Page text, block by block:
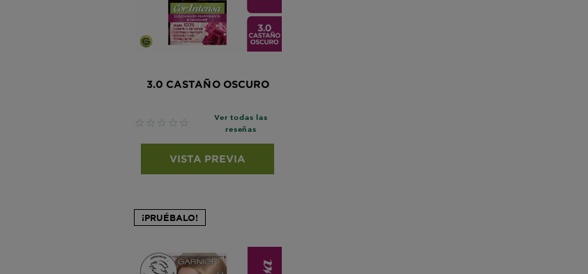
3.0 CASTAÑO OSCURO
No reviews
Ver todas las
reseñas
VISTA PREVIA
¡PRUÉBALO!